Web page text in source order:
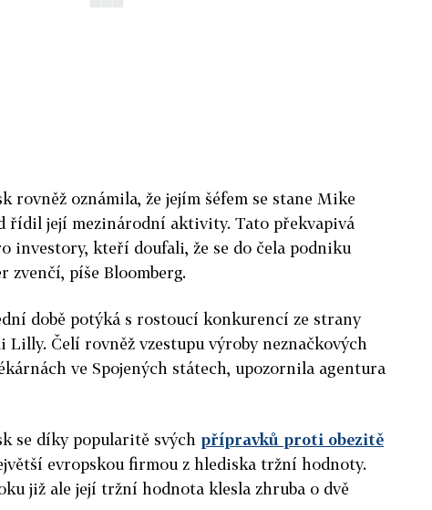
rovněž oznámila, že jejím šéfem se stane Mike
řídil její mezinárodní aktivity. Tato překvapivá
investory, kteří doufali, že se do čela podniku
zvenčí, píše Bloomberg.
době potýká s rostoucí konkurencí ze strany
Lilly. Čelí rovněž vzestupu výroby neznačkových
ve Spojených státech, upozornila agentura
se díky popularitě svých přípravků proti obezitě
evropskou firmou z hlediska tržní hodnoty.
již ale její tržní hodnota klesla zhruba o dvě